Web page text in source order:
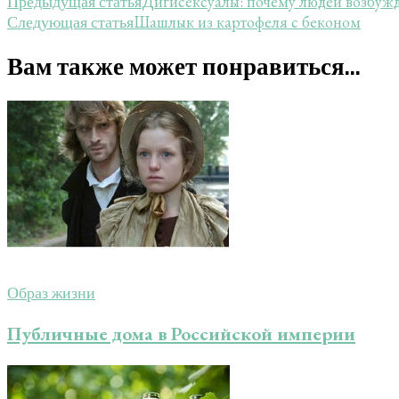
Следующая статьяШашлык из картофеля с беконом
Вам также может понравиться...
Образ жизни
Публичные дома в Российской империи